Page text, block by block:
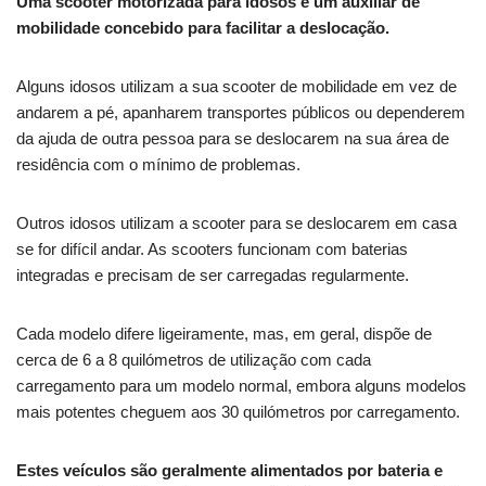
mobilidade concebido para facilitar a deslocação.
Alguns idosos utilizam a sua scooter de mobilidade em vez de
andarem a pé, apanharem transportes públicos ou dependerem
da ajuda de outra pessoa para se deslocarem na sua área de
residência com o mínimo de problemas.
Outros idosos utilizam a scooter para se deslocarem em casa
se for difícil andar. As scooters funcionam com baterias
integradas e precisam de ser carregadas regularmente.
Cada modelo difere ligeiramente, mas, em geral, dispõe de
cerca de 6 a 8 quilómetros de utilização com cada
carregamento para um modelo normal, embora alguns modelos
mais potentes cheguem aos 30 quilómetros por carregamento.
Estes veículos são geralmente alimentados por bateria e